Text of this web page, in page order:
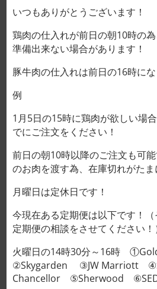
Trang chủ
BA RỌI 2㎜
BA RỌI 2㎜ 29,000VND/100g số
いつもありがとうございます！
鶏肉の仕入れが前日の朝10時の
準備出来ない場合があります！
豚牛肉の仕入れは前日の16時にな
例
1月5日の15時に鶏肉が欲しい場
でにご注文をください！
前日の朝10時以降のご注文も可
のお肉を渡す為、在庫切れがたま
月曜日は定休日です！
今現在ある定期便は以下です！
定期便の相談をさせてください！
火曜日の14時30分～16時
②Skygarden ③JW Marriott
Chancellor ⑤Sherwood